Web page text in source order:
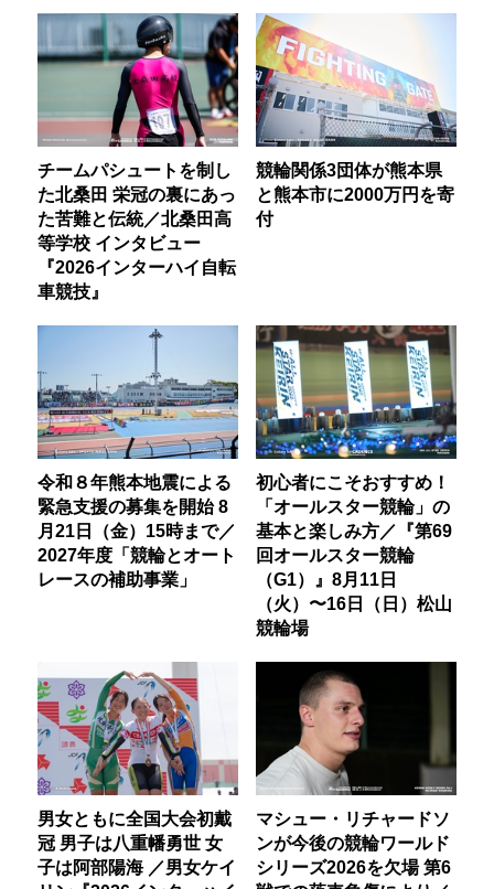
チームパシュートを制し
た北桑田 栄冠の裏にあっ
た苦難と伝統／北桑田高
等学校 インタビュー
『2026インターハイ自転
車競技』
競輪関係3団体が熊本県
と熊本市に2000万円を寄
付
令和８年熊本地震による
緊急支援の募集を開始 8
月21日（金）15時まで／
2027年度「競輪とオート
レースの補助事業」
初心者にこそおすすめ！
「オールスター競輪」の
基本と楽しみ方／『第69
回オールスター競輪
（G1）』8月11日
（火）〜16日（日）松山
競輪場
男女ともに全国大会初戴
冠 男子は八重幡勇世 女
子は阿部陽海 ／男女ケイ
マシュー・リチャードソ
ンが今後の競輪ワールド
シリーズ2026を欠場 第6